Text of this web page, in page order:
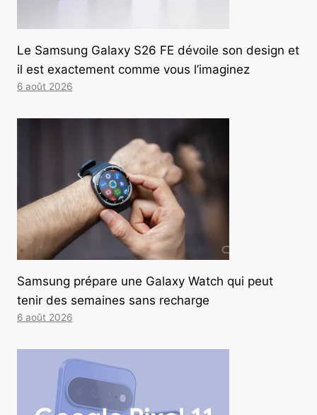
Le Samsung Galaxy S26 FE dévoile son design et
il est exactement comme vous l’imaginez
6 août 2026
Samsung prépare une Galaxy Watch qui peut
tenir des semaines sans recharge
6 août 2026